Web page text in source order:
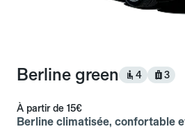
Berline green 4 3
À partir de 15€
Berline climatisée, confortable